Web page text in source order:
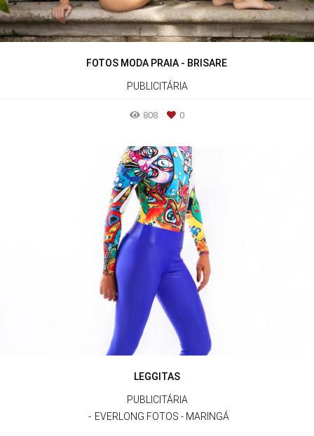
FOTOS MODA PRAIA - BRISARE
PUBLICITÁRIA
808 0
LEGGITAS
PUBLICITÁRIA
EVERLONG FOTOS - MARINGÁ